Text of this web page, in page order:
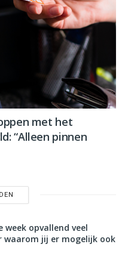
met het
“Alleen pinnen
week opvallend veel
waarom jij er mogelijk ook